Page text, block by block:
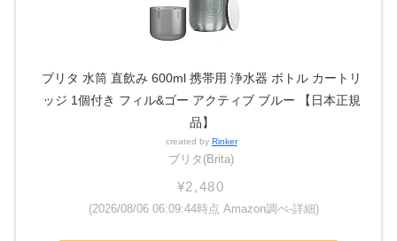
ブリタ 水筒 直飲み 600ml 携帯用 浄水器 ボトル カートリ
ッジ 1個付き フィル&ゴー アクティブ ブルー 【日本正規
品】
created by Rinker
ブリタ(Brita)
¥2,480
(2026/08/06 06:09:44時点 Amazon調べ-詳細)